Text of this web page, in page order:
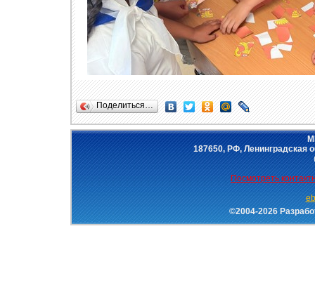
Поделиться…
187650, РФ, Ленинградская
Посмотреть
©2004-2026